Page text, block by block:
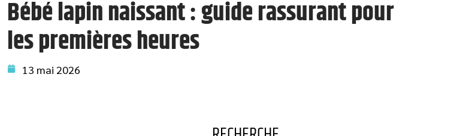
Bébé lapin naissant : guide rassurant pour
les premières heures
13 mai 2026